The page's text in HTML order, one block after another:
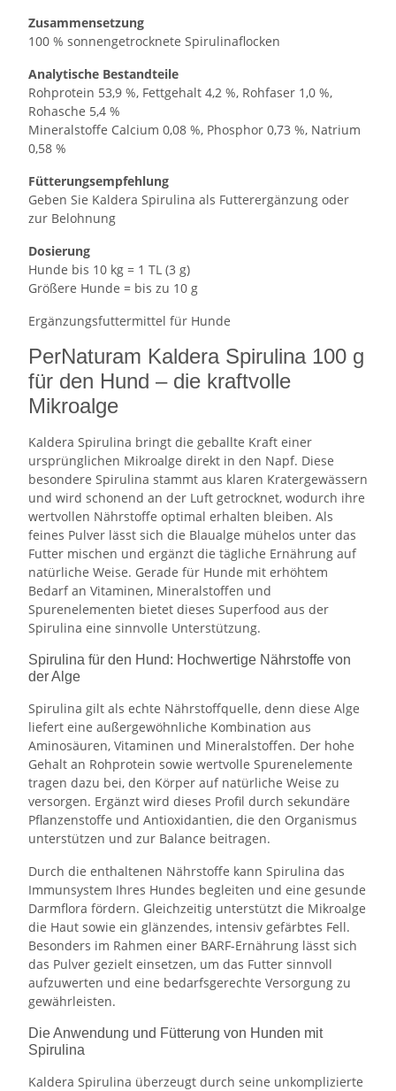
Zusammensetzung
100 % sonnengetrocknete Spirulinaflocken
Analytische Bestandteile
Rohprotein 53,9 %, Fettgehalt 4,2 %, Rohfaser 1,0 %,
Rohasche 5,4 %
Mineralstoffe Calcium 0,08 %, Phosphor 0,73 %, Natrium
0,58 %
Fütterungsempfehlung
Geben Sie Kaldera Spirulina als Futterergänzung oder
zur Belohnung
Dosierung
Hunde bis 10 kg = 1 TL (3 g)
Größere Hunde = bis zu 10 g
Ergänzungsfuttermittel für Hunde
PerNaturam Kaldera Spirulina 100 g
für den Hund – die kraftvolle
Mikroalge
Kaldera Spirulina bringt die geballte Kraft einer
ursprünglichen Mikroalge direkt in den Napf. Diese
besondere Spirulina stammt aus klaren Kratergewässern
und wird schonend an der Luft getrocknet, wodurch ihre
wertvollen Nährstoffe optimal erhalten bleiben. Als
feines Pulver lässt sich die Blaualge mühelos unter das
Futter mischen und ergänzt die tägliche Ernährung auf
natürliche Weise. Gerade für Hunde mit erhöhtem
Bedarf an Vitaminen, Mineralstoffen und
Spurenelementen bietet dieses Superfood aus der
Spirulina eine sinnvolle Unterstützung.
Spirulina für den Hund: Hochwertige Nährstoffe von
der Alge
Spirulina gilt als echte Nährstoffquelle, denn diese Alge
liefert eine außergewöhnliche Kombination aus
Aminosäuren, Vitaminen und Mineralstoffen. Der hohe
Gehalt an Rohprotein sowie wertvolle Spurenelemente
tragen dazu bei, den Körper auf natürliche Weise zu
versorgen. Ergänzt wird dieses Profil durch sekundäre
Pflanzenstoffe und Antioxidantien, die den Organismus
unterstützen und zur Balance beitragen.
Durch die enthaltenen Nährstoffe kann Spirulina das
Immunsystem Ihres Hundes begleiten und eine gesunde
Darmflora fördern. Gleichzeitig unterstützt die Mikroalge
die Haut sowie ein glänzendes, intensiv gefärbtes Fell.
Besonders im Rahmen einer BARF-Ernährung lässt sich
das Pulver gezielt einsetzen, um das Futter sinnvoll
aufzuwerten und eine bedarfsgerechte Versorgung zu
gewährleisten.
Die Anwendung und Fütterung von Hunden mit
Spirulina
Kaldera Spirulina überzeugt durch seine unkomplizierte